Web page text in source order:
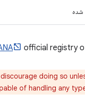
شده
official registry
doing so
of handling any